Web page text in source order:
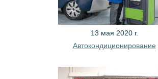
13 мая 2020 г.
Автокондиционирование